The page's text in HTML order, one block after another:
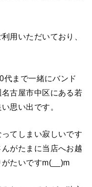
用いただいており、
代まで一緒にバンド
古屋市中区にある若
思い出です。
てしまい寂しいです
がたまに当店へお越
たいですm(__)m